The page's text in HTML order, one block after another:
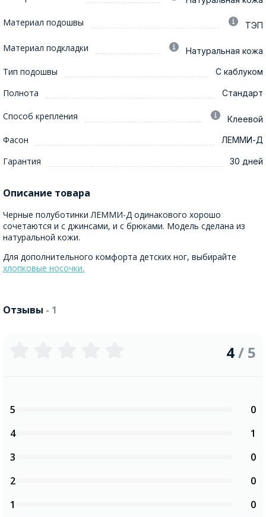
Материал подошвы ТЭП
Материал подкладки Натуральная кожа
Тип подошвы С каблуком
Полнота Стандарт
Способ крепления Клеевой
Фасон ЛЕММИ-Д
Гарантия 30 дней
Описание товара
Черные полуботинки ЛЕММИ-Д одинакового хорошо
сочетаются и с джинсами, и с брюками. Модель сделана из
натуральной кожи.
Для дополнительного комфорта детских ног, выбирайте
хлопковые носочки.
Отзывы - 1
4/ 5
5
0
4
1
3
0
2
0
1
0